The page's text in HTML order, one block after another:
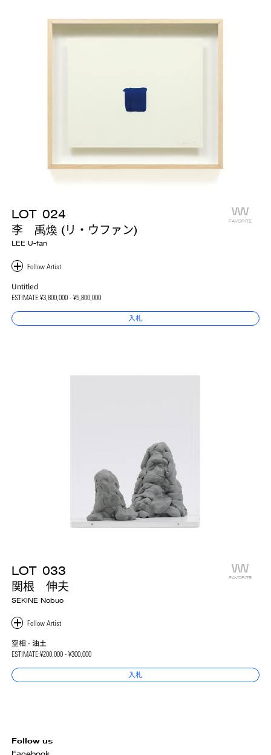
LOT 024
李 禹煥 (リ・ウファン)
LEE U-fan
FAVORITE
Untitled
ESTIMATE:¥3,800,000 - ¥5,800,000
入札
LOT 033
関根 伸夫
SEKINE Nobuo
FAVORITE
空相 - 油土
ESTIMATE:¥200,000 - ¥300,000
入札
Follow us